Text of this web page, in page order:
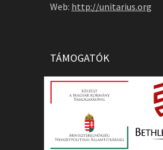
Web: http://unitarius.org
TÁMOGATÓK